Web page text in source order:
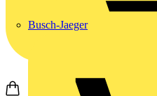
Busch-Jaeger